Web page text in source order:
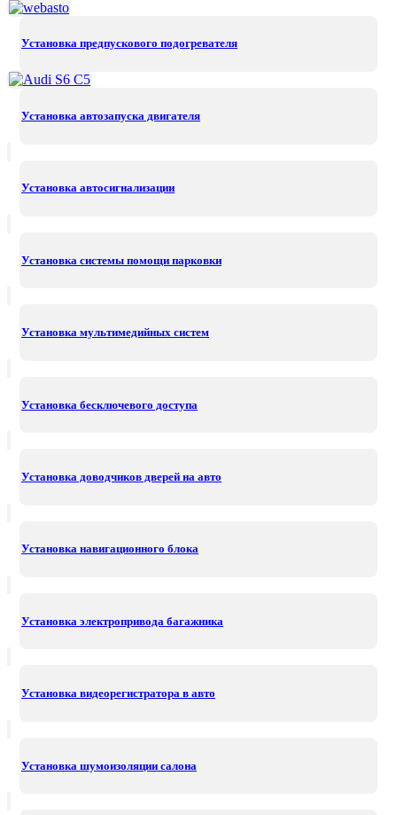
Установка предпускового подогревателя
Установка автозапуска двигателя
Установка автосигнализации
Установка системы помощи парковки
Установка мультимедийных систем
Установка бесключевого доступа
Установка доводчиков дверей на авто
Установка навигационного блока
Установка электропривода багажника
Установка видеорегистратора в авто
Установка шумоизоляции салона